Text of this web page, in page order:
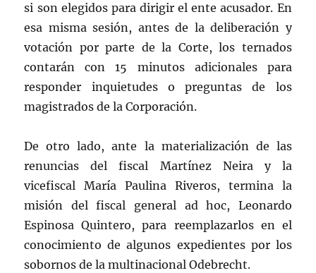
si son elegidos para dirigir el ente acusador. En
esa misma sesión, antes de la deliberación y
votación por parte de la Corte, los ternados
contarán con 15 minutos adicionales para
responder inquietudes o preguntas de los
magistrados de la Corporación.
De otro lado, ante la materialización de las
renuncias del fiscal Martínez Neira y la
vicefiscal María Paulina Riveros, termina la
misión del fiscal general ad hoc, Leonardo
Espinosa Quintero, para reemplazarlos en el
conocimiento de algunos expedientes por los
sobornos de la multinacional Odebrecht.